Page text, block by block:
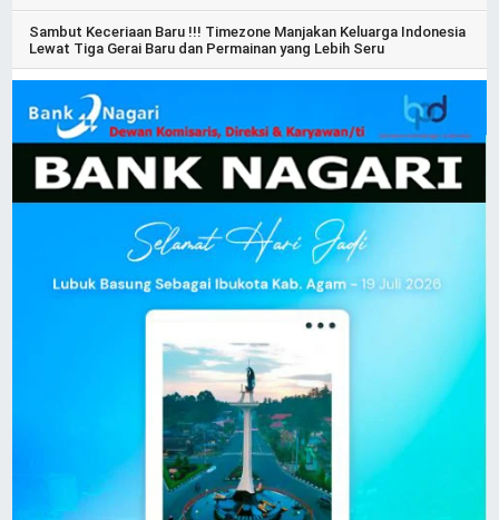
Sambut Keceriaan Baru !!! Timezone Manjakan Keluarga Indonesia
Lewat Tiga Gerai Baru dan Permainan yang Lebih Seru